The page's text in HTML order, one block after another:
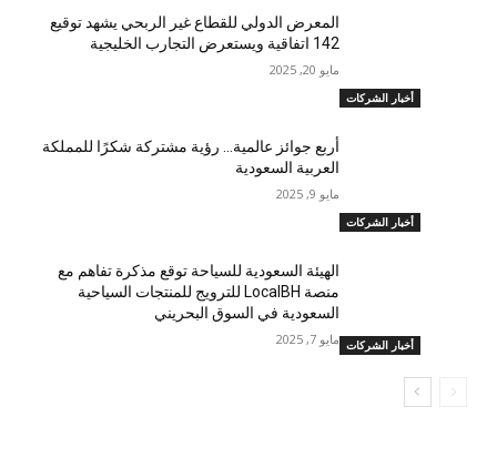
أخبار الشركات
المعرض الدولي للقطاع غير الربحي يشهد توقيع
142 اتفاقية ويستعرض التجارب الخليجية
مايو 20, 2025
أخبار الشركات
أربع جوائز عالمية… رؤية مشتركة شكرًا للمملكة
العربية السعودية
مايو 9, 2025
أخبار الشركات
الهيئة السعودية للسياحة توقع مذكرة تفاهم مع
منصة LocalBH للترويج للمنتجات السياحية
السعودية في السوق البحريني
مايو 7, 2025